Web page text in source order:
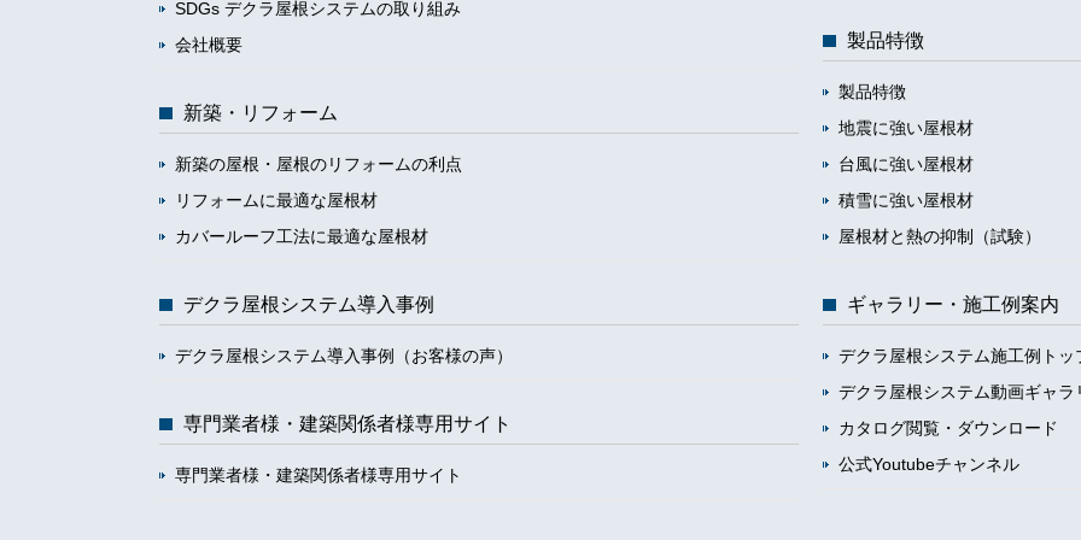
SDGs デクラ屋根システムの取り組み
会社概要
新築・リフォーム
新築の屋根・屋根のリフォームの利点
リフォームに最適な屋根材
カバールーフ工法に最適な屋根材
デクラ屋根システム導入事例
デクラ屋根システム導入事例（お客様の声）
専門業者様・建築関係者様専用サイト
専門業者様・建築関係者様専用サイト
製品特徴
製品特徴
地震に強い屋根材
台風に強い屋根材
積雪に強い屋根材
屋根材と熱の抑制（試験）
ギャラリー・施工例案内
デクラ屋根システム施工例トッ
デクラ屋根システム動画ギャラ
カタログ閲覧・ダウンロード
公式Youtubeチャンネル